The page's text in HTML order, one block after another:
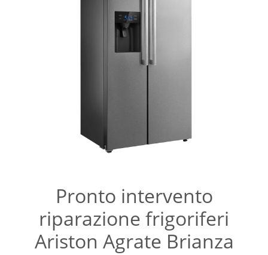
Pronto intervento
riparazione frigoriferi
Ariston Agrate Brianza